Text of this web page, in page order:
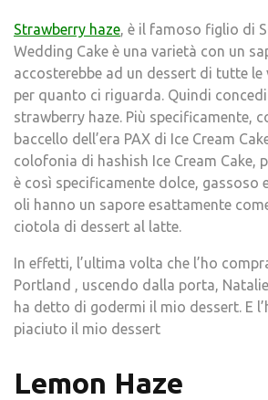
Strawberry haze, è il famoso figlio di
Wedding Cake è una varietà con un
accosterebbe ad un dessert di tutte le
per quanto ci riguarda. Quindi
strawberry haze. Più specificamente,
baccello dell’era PAX di Ice Cream
colofonia di hashish Ice Cream Cake,
è così specificamente dolce, gassoso
oli hanno un sapore esattamente
ciotola di dessert al latte.
In effetti, l’ultima volta che l’ho
Portland , uscendo dalla porta,
ha detto di godermi il mio dessert. E
piaciuto il mio dessert
Lemon Haze